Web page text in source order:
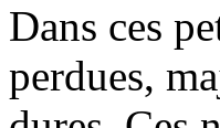
Dans ces
perdues,